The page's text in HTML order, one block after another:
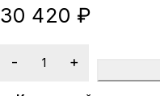
30 420 ₽